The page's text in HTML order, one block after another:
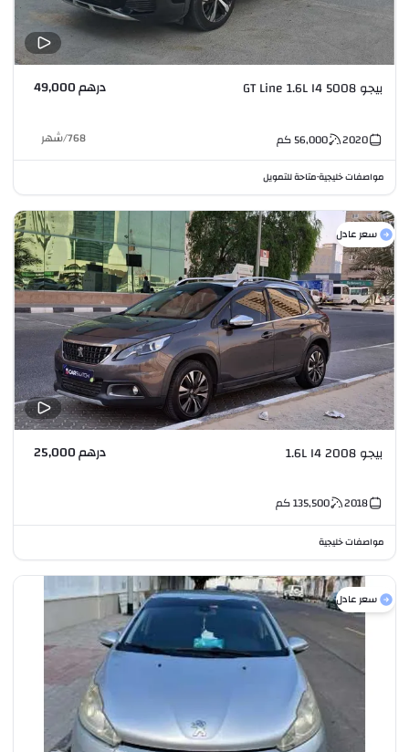
بيجو 5008 GT Line 1.6L I4 درهم 49,000
2020
56,000كم 768
/شهر
مواصفات خليجية•متاحة للتمويل
سعر عادل
بيجو 2008 1.6L I4 درهم 25,000
2018
135,500كم
مواصفات خليجية
سعر عادل